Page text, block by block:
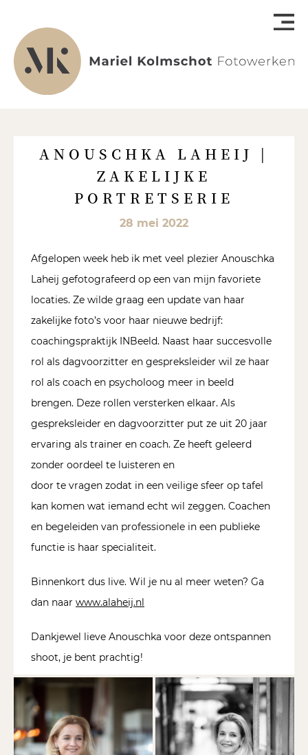
ANOUSCHKA LAHEIJ |
ZAKELIJKE
PORTRETSERIE
28 mei 2022
Afgelopen week heb ik met veel plezier Anouschka
Laheij gefotografeerd op een van mijn favoriete
locaties. Ze wilde graag een update van haar
zakelijke foto’s voor haar nieuwe bedrijf:
coachingspraktijk INBeeld. Naast haar succesvolle
rol als dagvoorzitter en gespreksleider wil ze haar
rol als coach en psycholoog meer in beeld
brengen. Deze rollen versterken elkaar. Als
gespreksleider en dagvoorzitter put ze uit 20 jaar
ervaring als trainer en coach. Ze heeft geleerd
zonder oordeel te luisteren en
door te vragen zodat in een veilige sfeer op tafel
kan komen wat iemand echt wil zeggen. Coachen
en begeleiden van professionele in een publieke
functie is haar specialiteit.
Binnenkort dus live. Wil je nu al meer weten? Ga
dan naar www.alaheij.nl
Dankjewel lieve Anouschka voor deze ontspannen
shoot, je bent prachtig!